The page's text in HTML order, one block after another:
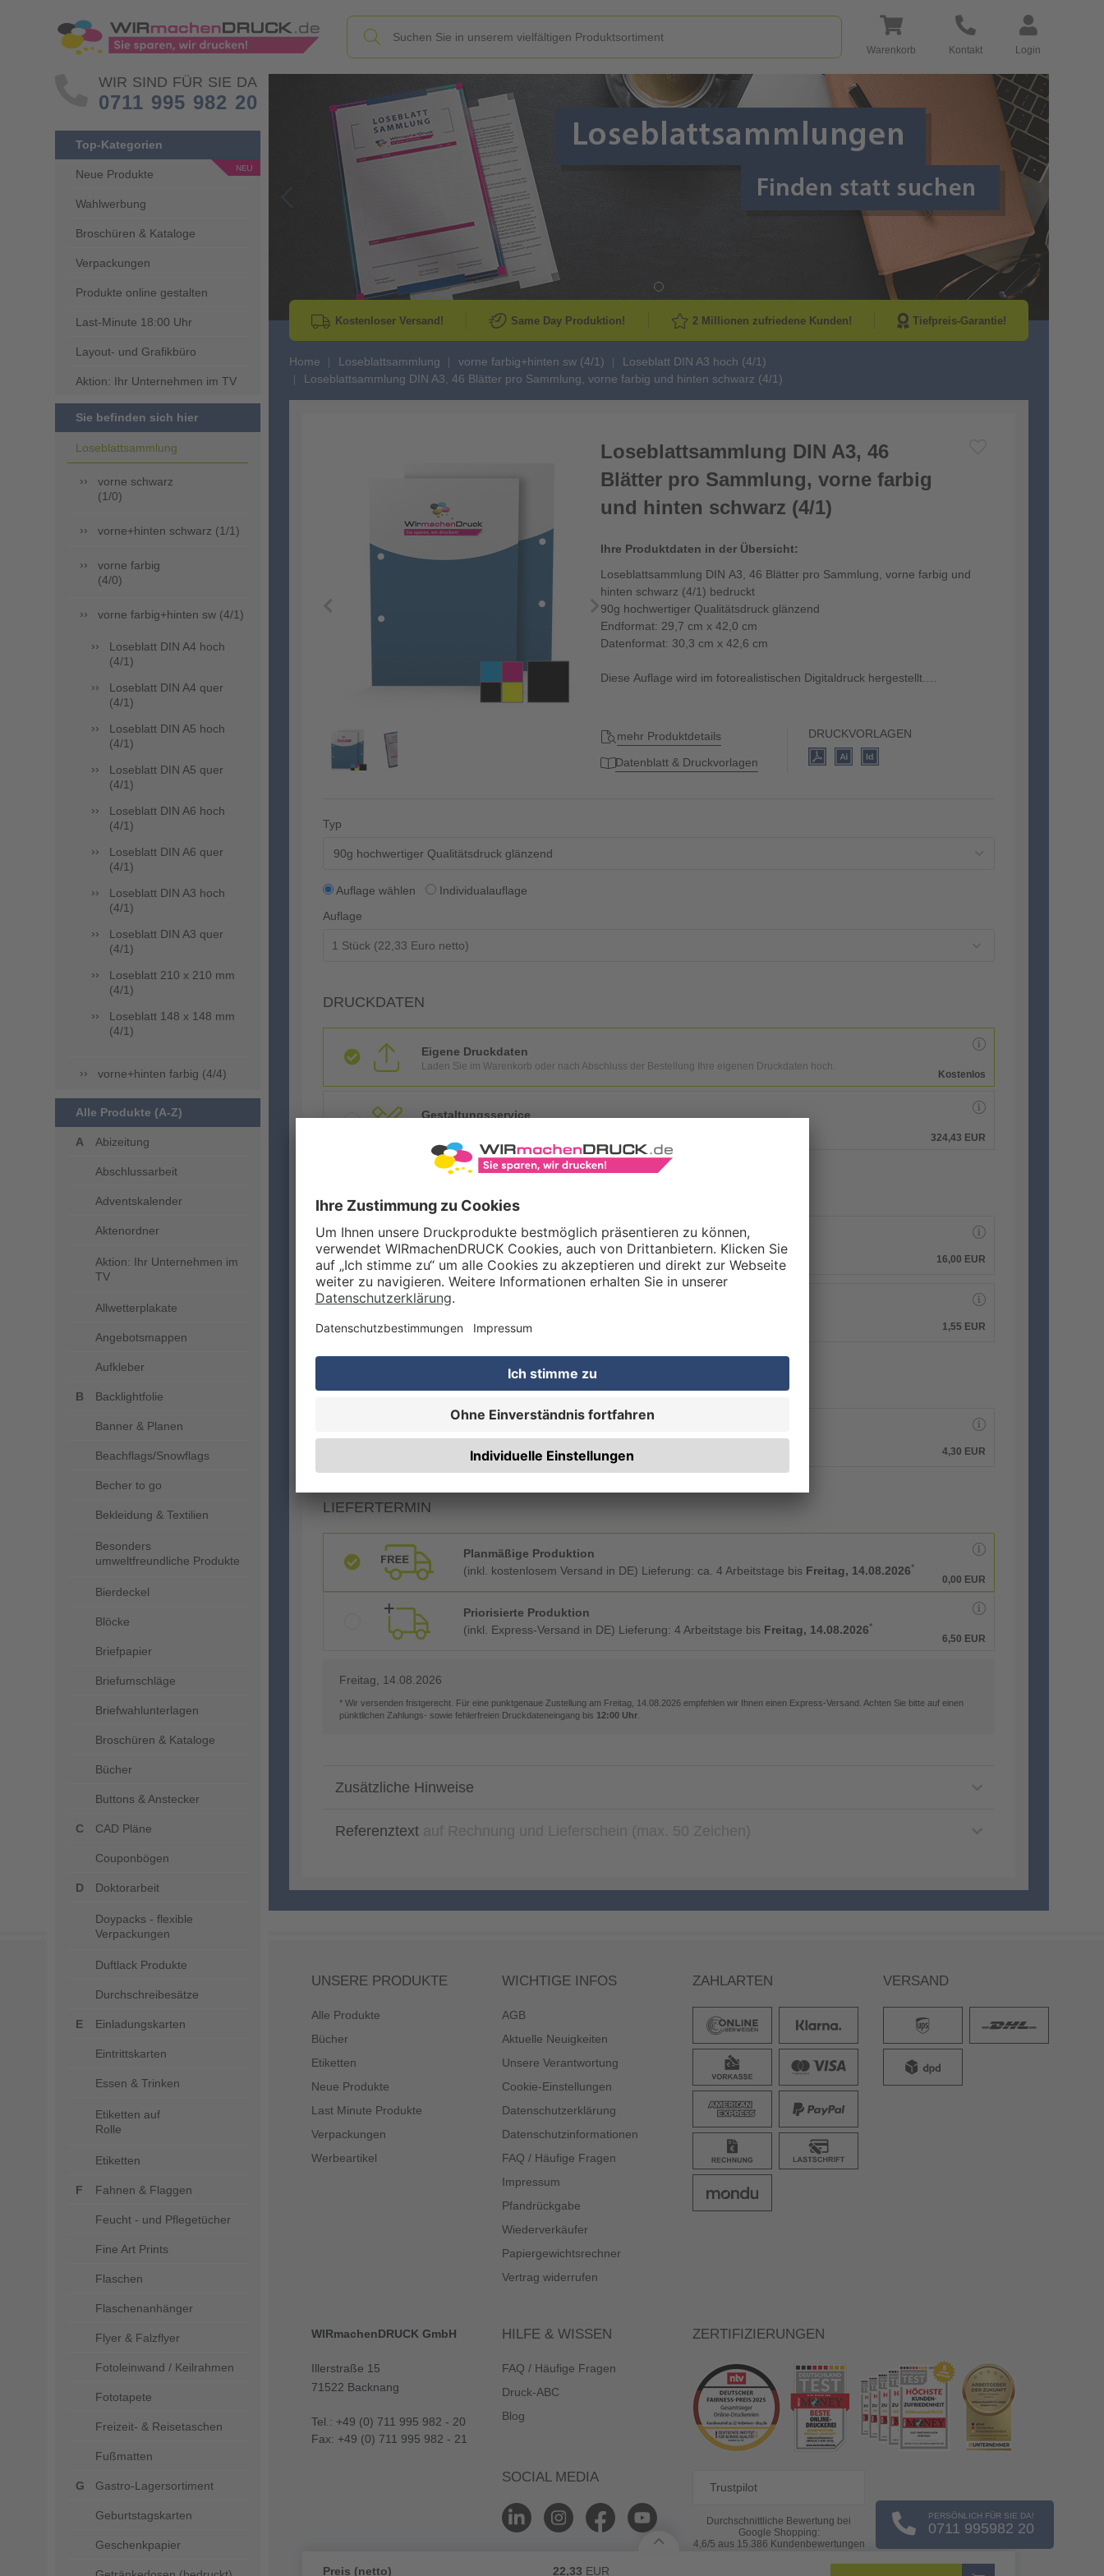
Warenkorb Kontakt Login
WIR SIND FÜR SIE DA
0711 995 982 20
Top-Kategorien
Neue Produkte
Wahlwerbung
Broschüren & Kataloge
Verpackungen
Produkte online gestalten
Last-Minute 18:00 Uhr
Layout- und Grafikbüro
Aktion: Ihr Unternehmen im TV
Sie befinden sich hier
Loseblattsammlung
vorne schwarz
(1/0)
vorne+hinten schwarz (1/1)
vorne farbig
(4/0)
vorne farbig+hinten sw (4/1)
Loseblatt DIN A4 hoch
(4/1)
Loseblatt DIN A4 quer
(4/1)
Loseblatt DIN A5 hoch
(4/1)
Loseblatt DIN A5 quer
(4/1)
Loseblatt DIN A6 hoch
(4/1)
Loseblatt DIN A6 quer
(4/1)
Loseblatt DIN A3 hoch
(4/1)
Loseblatt DIN A3 quer
(4/1)
Loseblatt 210 x 210 mm
(4/1)
Loseblatt 148 x 148 mm
(4/1)
vorne+hinten farbig (4/4)
Alle Produkte (A-Z)
Abizeitung
Abschlussarbeit
Adventskalender
Aktenordner
Aktion: Ihr Unternehmen im
TV
Allwetterplakate
Angebotsmappen
Aufkleber
Backlightfolie
Banner & Planen
Beachflags/Snowflags
Becher to go
Bekleidung & Textilien
Besonders
umweltfreundliche Produkte
Bierdeckel
Blöcke
Briefpapier
Briefumschläge
Briefwahlunterlagen
Broschüren & Kataloge
Bücher
Buttons & Anstecker
CAD Pläne
Couponbögen
Doktorarbeit
Doypacks - flexible
Verpackungen
Duftlack Produkte
Durchschreibesätze
Einladungskarten
Eintrittskarten
Essen & Trinken
Etiketten auf
Rolle
Etiketten
Fahnen & Flaggen
Feucht - und Pflegetücher
Fine Art Prints
Flaschen
Flaschenanhänger
Flyer & Falzflyer
Fotoleinwand / Keilrahmen
Fototapete
Freizeit- & Reisetaschen
Fußmatten
Gastro-Lagersortiment
Geburtstagskarten
Geschenkpapier
Go to Previous Slide Go to Next
Kostenloser Versand! Same Day Produktion! 2 Millionen zufriedene Kunden! Tiefpreis-Garantie!
Home Loseblattsammlung vorne farbig+hinten sw (4/1)
Loseblatt DIN A3 hoch (4/1)
Loseblattsammlung DIN A3, 46 Blätter pro Sammlung, vorne farbig und hinten schwarz (4/1)
Loseblattsammlung DIN A3, 46
Blätter pro Sammlung, vorne farbig
und hinten schwarz (4/1)
Ihre Produktdaten in der Übersicht:
Loseblattsammlung DIN A3, 46 Blätter pro Sammlung, vorne farbig und
hinten schwarz (4/1) bedruckt
90g hochwertiger Qualitätsdruck glänzend
Endformat: 29,7 cm x 42,0 cm
Datenformat: 30,3 cm x 42,6 cm
Diese Auflage wird im fotorealistischen Digitaldruck hergestellt.
mehr Produktdetails
Datenblatt & Druckvorlagen
DRUCKVORLAGEN
Typ
90g hochwertiger Qualitätsdruck glänzend
Auflage wählen
Individualauflage
Auflage
DRUCKDATEN
Eigene Druckdaten
Laden Sie im Warenkorb oder nach Abschluss der Bestellung Ihre eigenen Druckdaten hoch.
Kostenlos
Gestaltungsservice
324,43 EUR
Qualitätskontrolle (von Experten empf.)
16,00 EUR
1,55 EUR
VERARBEITUNG & VEREDELUNG
Abheftlochung (2 Loch)
4,30 EUR
LIEFERTERMIN
Planmäßige Produktion
(inkl. kostenlosem Versand in DE) Lieferung: ca. 4 Arbeitstage bis Freitag, 14.08.2026*
0,00 EUR
Priorisierte Produktion
(inkl. Express-Versand in DE) Lieferung: 4 Arbeitstage bis Freitag, 14.08.2026*
6,50 EUR
Freitag, 14.08.2026
* Wir versenden fristgerecht. Für eine punktgenaue Zustellung am Freitag, 14.08.2026 empfehlen wir Ihnen einen Express-Versand. Achten Sie bitte auf einen
pünktlichen Zahlungs- sowie fehlerfreien Druckdateneingang bis 12:00 Uhr
Zusätzliche Hinweise
Referenztext
Preis (netto) 22,33 EUR
PERSÖNLICH FÜR SIE DA!
0711 995982 20
UNSERE PRODUKTE
Alle Produkte
Bücher
Etiketten
Neue Produkte
Last Minute Produkte
Verpackungen
Werbeartikel
WICHTIGE INFOS
AGB
Aktuelle Neuigkeiten
Unsere Verantwortung
Cookie-Einstellungen
Datenschutzerklärung
Datenschutzinformationen
FAQ / Häufige Fragen
Impressum
Pfandrückgabe
Wiederverkäufer
Papiergewichtsrechner
Vertrag widerrufen
ZAHLARTEN VERSAND
WIRmachenDRUCK GmbH
Illerstraße 15
71522 Backnang
Tel.: +49 (0) 711 995 982 - 20
Fax: +49 (0) 711 995 982 - 21
HILFE & WISSEN
FAQ / Häufige Fragen
Druck-ABC
Blog
SOCIAL MEDIA
ZERTIFIZIERUNGEN
Trustpilot
Durchschnittliche Bewertung bei
Google Shopping:
4,6/5 aus 15.386 Kundenbewertungen